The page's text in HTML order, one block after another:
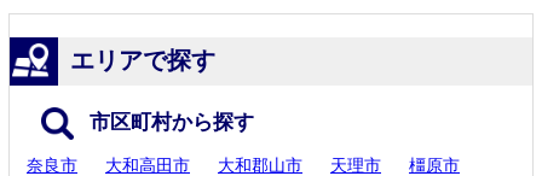
エリアで探す
市区町村から探す
奈良市 大和高田市 大和郡山市 天理市 橿原市